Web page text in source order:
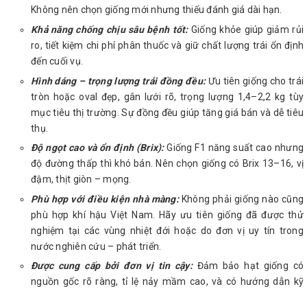
Không nên chọn giống mới nhưng thiếu đánh giá dài hạn.
Khả năng chống chịu sâu bệnh tốt: Giống khỏe giúp giảm rủi
ro, tiết kiệm chi phí phân thuốc và giữ chất lượng trái ổn định
đến cuối vụ.
Hình dáng – trọng lượng trái đồng đều: Ưu tiên giống cho trái
tròn hoặc oval đẹp, gân lưới rõ, trọng lượng 1,4–2,2 kg tùy
mục tiêu thị trường. Sự đồng đều giúp tăng giá bán và dễ tiêu
thụ.
Độ ngọt cao và ổn định (Brix):Giống F1 năng suất cao nhưng
độ đường thấp thì khó bán. Nên chọn giống có Brix 13–16, vị
đậm, thịt giòn – mọng.
Phù hợp với điều kiện nhà màng: Không phải giống nào cũng
phù hợp khí hậu Việt Nam. Hãy ưu tiên giống đã được thử
nghiệm tại các vùng nhiệt đới hoặc do đơn vị uy tín trong
nước nghiên cứu – phát triển.
Được cung cấp bởi đơn vị tin cậy: Đảm bảo hạt giống có
nguồn gốc rõ ràng, tỉ lệ nảy mầm cao, và có hướng dẫn kỹ